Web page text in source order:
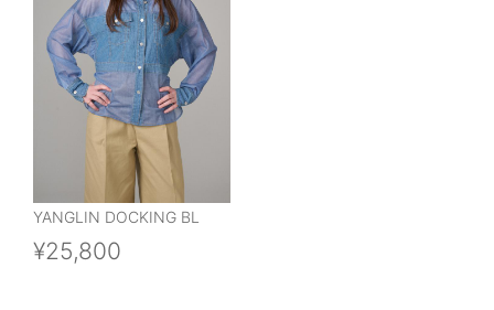
YANGLIN DOCKING BL
¥25,800